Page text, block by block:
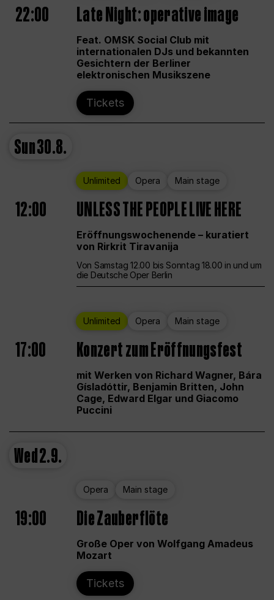
22:00 Late Night: operative image
Feat. OMSK Social Club mit
internationalen DJs und bekannten
Gesichtern der Berliner
elektronischen Musikszene
Tickets
Sun30.8.
Unlimited Opera Main stage
12:00 UNLESS THE PEOPLE LIVE HERE
Eröffnungswochenende – kuratiert
von Rirkrit Tiravanija
Von Samstag 12.00 bis Sonntag 18.00 in und um
die Deutsche Oper Berlin
Unlimited Opera Main stage
17:00 Konzert zum Eröffnungsfest
mit Werken von Richard Wagner, Bára
Gísladóttir, Benjamin Britten, John
Cage, Edward Elgar und Giacomo
Puccini
Wed2.9.
Opera Main stage
19:00 Die Zauberflöte
Große Oper von Wolfgang Amadeus
Mozart
Tickets